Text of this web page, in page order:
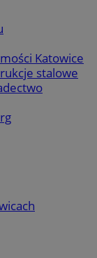
Katowice
stalowe